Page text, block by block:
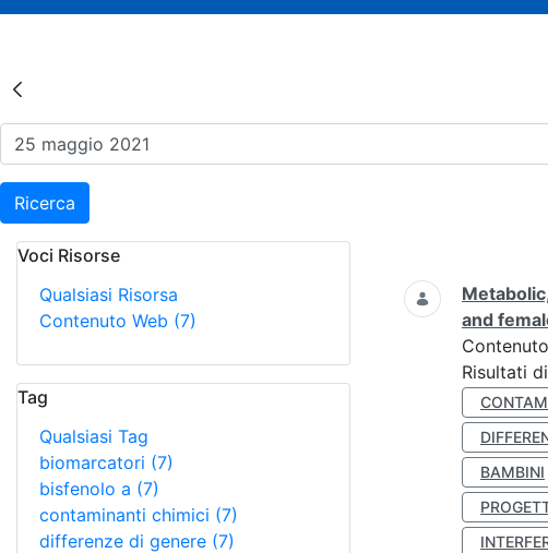
Risultati della Ricerca - Eventi
Ricerca
Voci Risorse
Qualsiasi Risorsa
Contenuto Web (7)
Tag
Qualsiasi Tag
biomarcatori (7)
bisfenolo a (7)
contaminanti chimici (7)
differenze di genere (7)
Ricerca
and
Risultati
BAMBINI